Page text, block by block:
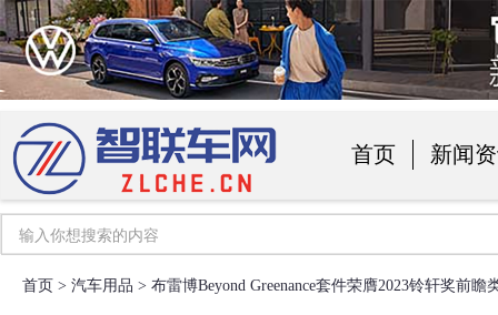
首页 新闻
首页 > 汽车用品 > 布雷博Beyond Greenance套件荣膺2023铃轩奖前瞻